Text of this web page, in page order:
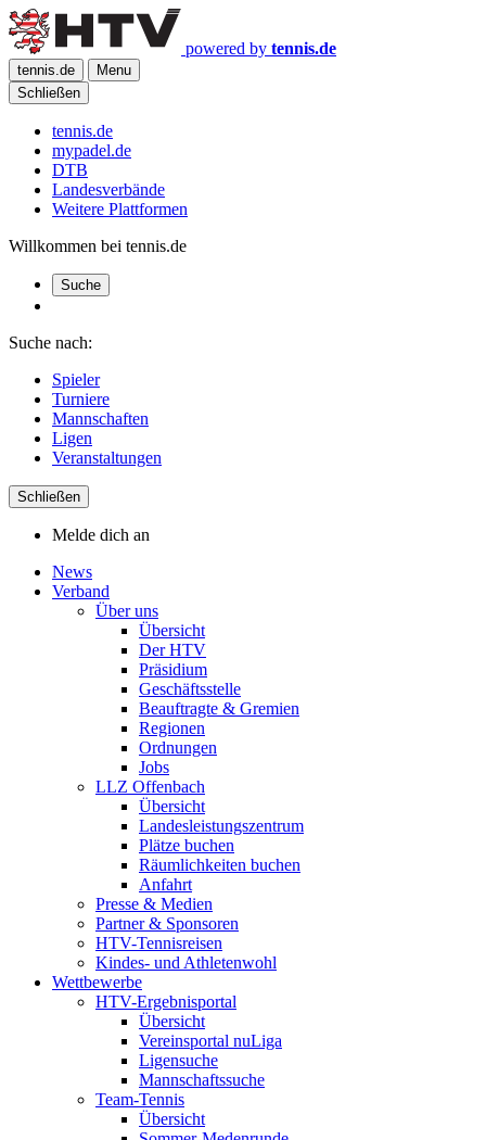
powered by tennis.de
tennis.de
Menu
Schließen
tennis.de
mypadel.de
DTB
Landesverbände
Weitere Plattformen
Willkommen bei tennis.de
Suche
Suche nach:
Spieler
Turniere
Mannschaften
Ligen
Veranstaltungen
Schließen
Melde dich an
News
Verband
Über uns
Übersicht
Der HTV
Präsidium
Geschäftsstelle
Beauftragte & Gremien
Regionen
Ordnungen
Jobs
LLZ Offenbach
Übersicht
Landesleistungszentrum
Plätze buchen
Räumlichkeiten buchen
Anfahrt
Presse & Medien
Partner & Sponsoren
HTV-Tennisreisen
Kindes- und Athletenwohl
Wettbewerbe
HTV-Ergebnisportal
Übersicht
Vereinsportal nuLiga
Ligensuche
Mannschaftssuche
Team-Tennis
Übersicht